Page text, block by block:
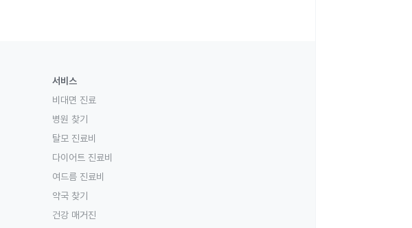
서비스
비대면 진료
병원 찾기
탈모 진료비
다이어트 진료비
여드름 진료비
약국 찾기
건강 매거진